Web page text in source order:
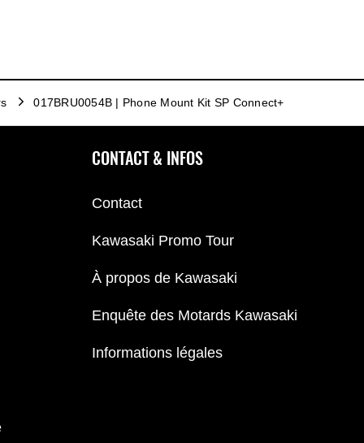
017BRU0054B | Phone Mount Kit SP Connect+
CONTACT & INFOS
Contact
Kawasaki Promo Tour
À propos de Kawasaki
Enquête des Motards Kawasaki
Informations légales